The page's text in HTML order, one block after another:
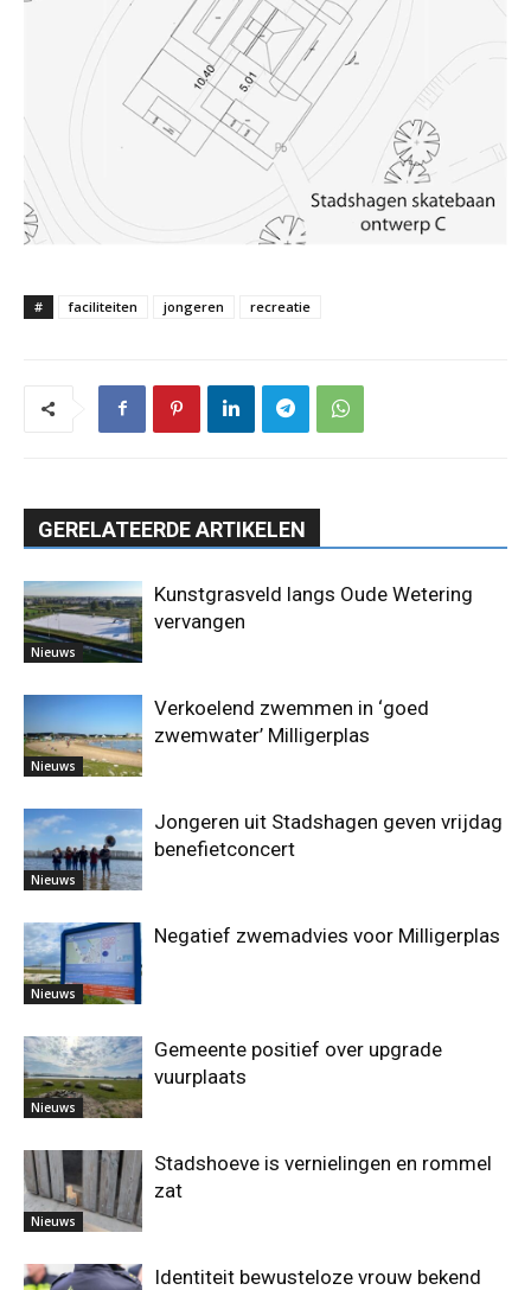
# faciliteiten jongeren recreatie
GERELATEERDE ARTIKELEN
Nieuws
Kunstgrasveld langs Oude Wetering
vervangen
Nieuws
Verkoelend zwemmen in ‘goed
zwemwater’ Milligerplas
Nieuws
Jongeren uit Stadshagen geven vrijdag
benefietconcert
Nieuws
Negatief zwemadvies voor Milligerplas
Nieuws
Gemeente positief over upgrade
vuurplaats
Nieuws
Stadshoeve is vernielingen en rommel
zat
Identiteit bewusteloze vrouw bekend